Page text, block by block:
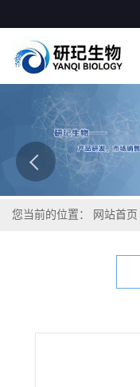
您当前的位置： 网站首页